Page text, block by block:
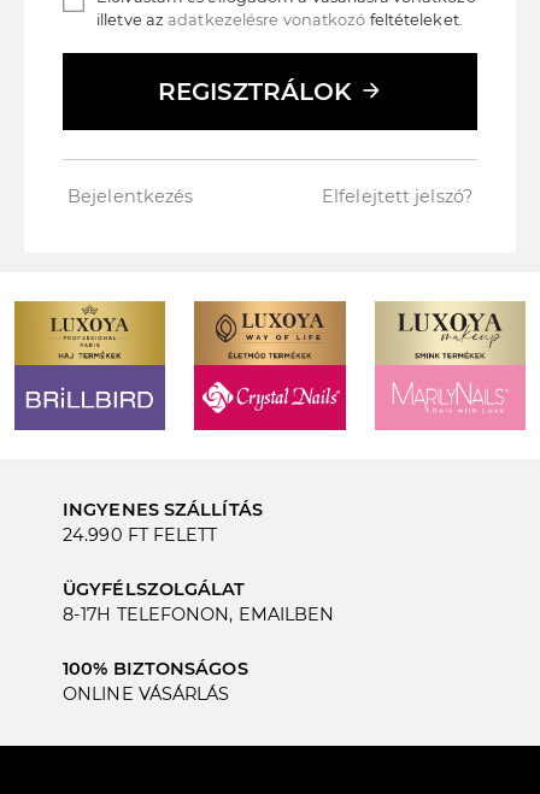
illetve azadatkezelésre vonatkozó feltételeket.
REGISZTRÁLOK arrow_forward
Bejelentkezés Elfelejtett jelszó?
INGYENES SZÁLLÍTÁS
24.990 FT FELETT
ÜGYFÉLSZOLGÁLAT
8-17H TELEFONON, EMAILBEN
100% BIZTONSÁGOS
ONLINE VÁSÁRLÁS